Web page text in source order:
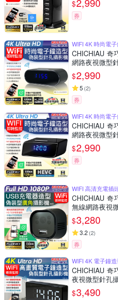
$2,990
券
WIFI 4K 時尚電
CHICHIAU 奇
網路夜視微型
$2,990
5 (2)
券
WIFI 4K 時尚電
CHICHIAU 奇
網路夜視微型
$2,990
券
WIFI 高清充電插
CHICHIAU 奇
無線網路夜視
$3,280
3.2 (2)
券
WIFI 4K 電子鐘
CHICHIAU 奇
夜視微型針孔
$3,490